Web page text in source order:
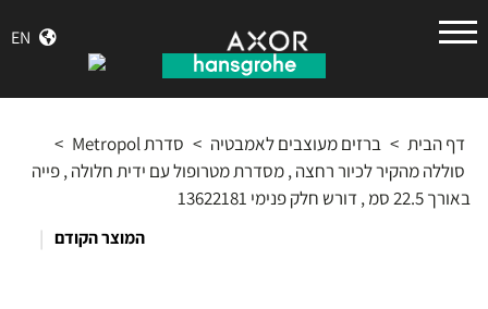
EN
גרואה
דף הבית > ברזים מעוצבים לאמבטיה > סדרת Metropol
>
סוללה מהקיר לכיור רחצה , מסדרת מטרופול עם ידית חלולה , פייה
באורך 22.5 סמ , דורש חלק פנימי 13622181
המוצר הקודם |